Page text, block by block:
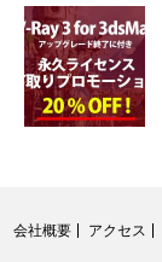
会社概要 アクセス